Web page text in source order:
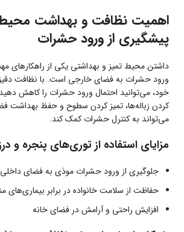
اهمیت نظافت و بهداشت
پیشگیری از ورود حشرات
داشتن محیط تمیز و بهداشتی یکی از راهکارهای
ورود حشرات به فضای خارجی است. با نظافت
خود، می‌توانید احتمال ورود حشرات را کاهش
کردن زباله‌ها، تمیز کردن سطوح و حفظ بهداشت
می‌تواند به کنترل حشرات کمک کند.
مزایای استفاده از توری‌های پنجره و
جلوگیری از ورود حشرات موذی به فضای داخلی
حفاظت از سلامت خانواده در برابر بیماری‌های
افزایش راحتی و آرامش در فضای خانه